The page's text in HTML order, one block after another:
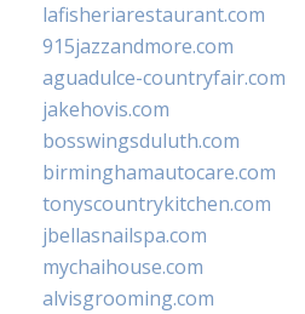
lafisheriarestaurant.com
915jazzandmore.com
aguadulce-countryfair.com
jakehovis.com
bosswingsduluth.com
birminghamautocare.com
tonyscountrykitchen.com
jbellasnailspa.com
mychaihouse.com
alvisgrooming.com